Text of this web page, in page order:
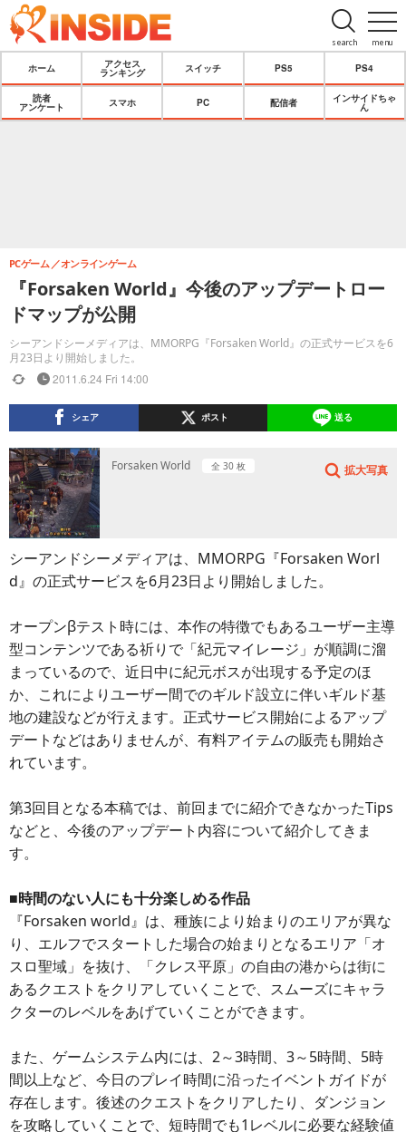
menu
search
ホーム
アクセス
ランキング
スイッチ PS5 PS4
読者
アンケート
スマホ PC 配信者
インサイドちゃ
ん
『Forsaken World』今後のアップデートロー
ドマップが公開
シーアンドシーメディアは、MMORPG『Forsaken World』の正式サービスを6
月23日より開始しました。
PCゲーム オンラインゲーム
2011.6.24 Fri 14:00
シェア ポスト 送る
Forsaken World 全 30 枚 拡大写真
シーアンドシーメディアは、MMORPG『Forsaken Worl
d』の正式サービスを6月23日より開始しました。
オープンβテスト時には、本作の特徴でもあるユーザー主導
型コンテンツである祈りで「紀元マイレージ」が順調に溜
まっているので、近日中に紀元ボスが出現する予定のほ
か、これによりユーザー間でのギルド設立に伴いギルド基
地の建設などが行えます。正式サービス開始によるアップ
デートなどはありませんが、有料アイテムの販売も開始さ
れています。
第3回目となる本稿では、前回までに紹介できなかったTips
などと、今後のアップデート内容について紹介してきま
す。
■時間のない人にも十分楽しめる作品
『Forsaken world』は、種族により始まりのエリアが異な
り、エルフでスタートした場合の始まりとなるエリア「オ
スロ聖域」を抜け、「クレス平原」の自由の港からは街に
あるクエストをクリアしていくことで、スムーズにキャラ
クターのレベルをあげていくことができます。
また、ゲームシステム内には、2～3時間、3～5時間、5時
間以上など、今日のプレイ時間に沿ったイベントガイドが
存在します。後述のクエストをクリアしたり、ダンジョン
を攻略していくことで、短時間でも1レベルに必要な経験値